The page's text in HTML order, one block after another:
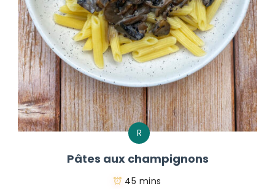
R
Pâtes aux champignons
45 mins